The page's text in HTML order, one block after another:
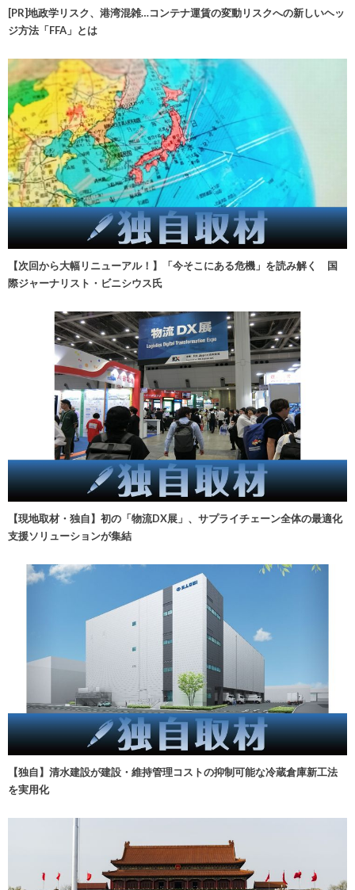
[PR]地政学リスク、港湾混雑…コンテナ運賃の変動リスクへの新しいヘッ
ジ方法「FFA」とは
【次回から大幅リニューアル！】「今そこにある危機」を読み解く 国
際ジャーナリスト・ビニシウス氏
【現地取材・独自】初の「物流DX展」、サプライチェーン全体の最適化
支援ソリューションが集結
【独自】清水建設が建設・維持管理コストの抑制可能な冷蔵倉庫新工法
を実用化